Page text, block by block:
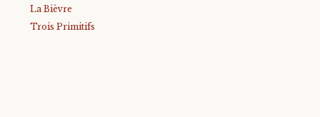
La Bièvre
Trois Primitifs